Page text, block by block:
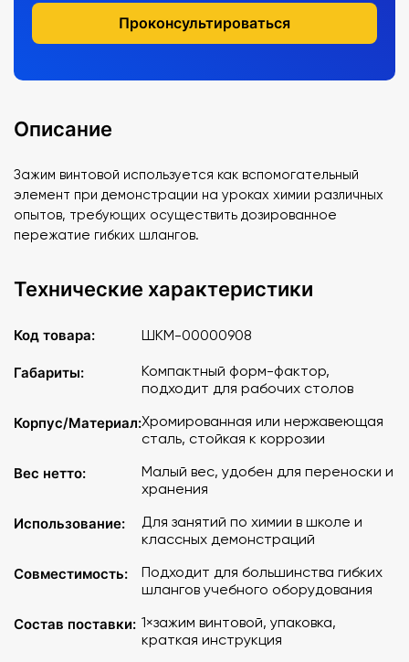
Проконсультироваться
Описание
Зажим винтовой используется как вспомогательный
элемент при демонстрации на уроках химии различных
опытов, требующих осуществить дозированное
пережатие гибких шлангов.
Технические характеристики
Код товара: ШКМ-00000908
Габариты:
Компактный форм-фактор,
подходит для рабочих столов
Корпус/Материал:Хромированная или нержавеющая
сталь, стойкая к коррозии
Вес нетто:
Малый вес, удобен для переноски и
хранения
Использование:
Для занятий по химии в школе и
классных демонстраций
Совместимость:
Подходит для большинства гибких
шлангов учебного оборудования
Состав поставки: 1×зажим винтовой, упаковка,
краткая инструкция